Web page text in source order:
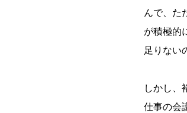
んで、た
が積極的
足りない
しかし、
仕事の会